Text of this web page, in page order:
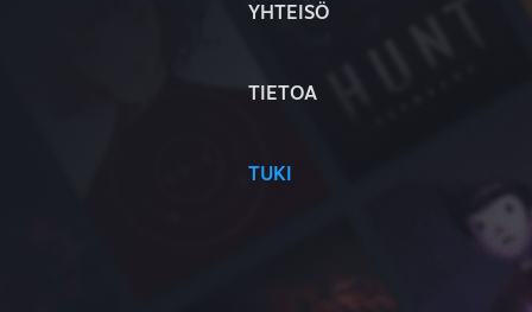
YHTEISÖ
TIETOA
TUKI